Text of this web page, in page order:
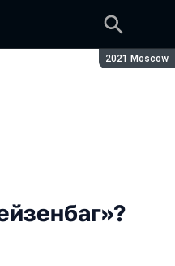
Сезон:
2021 Moscow